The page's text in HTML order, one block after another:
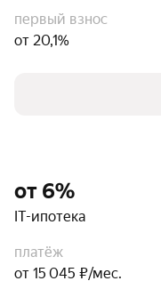
первый взнос
от 20,1%
от 6%
IT-ипотека
платёж
от 15 045 ₽/мес.